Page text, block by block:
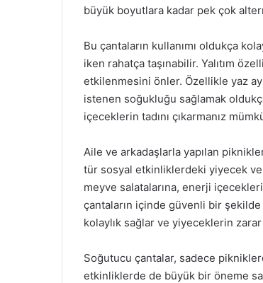
büyük boyutlara kadar pek çok
Bu çantaların kullanımı oldukça
iken rahatça taşınabilir. Yalıtım
etkilenmesini önler. Özellikle yaz
istenen soğukluğu sağlamak
içeceklerin tadını çıkarmanız
Aile ve arkadaşlarla yapılan
tür sosyal etkinliklerdeki yiyecek ve
meyve salatalarına, enerji
çantaların içinde güvenli bir şekilde
kolaylık sağlar ve yiyeceklerin zarar
Soğutucu çantalar, sadece
etkinliklerde de büyük bir öneme